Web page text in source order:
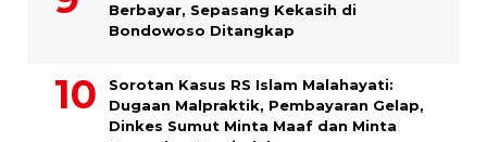
Berbayar, Sepasang Kekasih di
Bondowoso Ditangkap
Sorotan Kasus RS Islam Malahayati:
Dugaan Malpraktik, Pembayaran Gelap,
Dinkes Sumut Minta Maaf dan Minta